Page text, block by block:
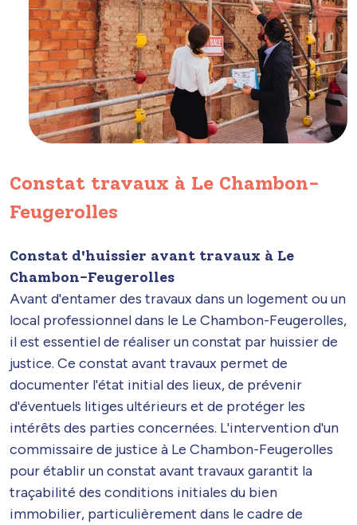
Constat travaux à Le Chambon-
Feugerolles
Constat d'huissier avant travaux à Le
Chambon-Feugerolles
Avant d'entamer des travaux dans un logement ou un
local professionnel dans le Le Chambon-Feugerolles,
il est essentiel de réaliser un constat par huissier de
justice. Ce constat avant travaux permet de
documenter l'état initial des lieux, de prévenir
d'éventuels litiges ultérieurs et de protéger les
intérêts des parties concernées. L'intervention d'un
commissaire de justice à Le Chambon-Feugerolles
pour établir un constat avant travaux garantit la
traçabilité des conditions initiales du bien
immobilier, particulièrement dans le cadre de